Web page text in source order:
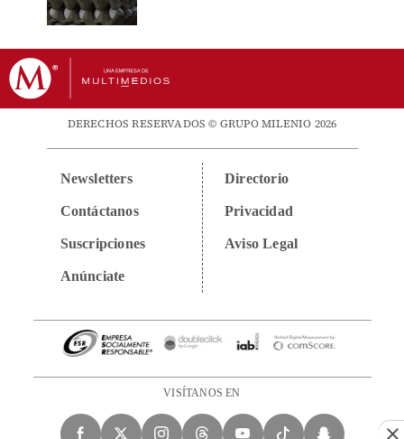
DERECHOS RESERVADOS © GRUPO MILENIO 2026
Newsletters
Contáctanos
Suscripciones
Anúnciate
Directorio
Privacidad
Aviso Legal
VISÍTANOS EN